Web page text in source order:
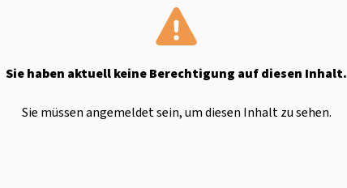
Sie haben aktuell keine Berechtigung auf diesen Inhalt.
Sie müssen angemeldet sein, um diesen Inhalt zu sehen.